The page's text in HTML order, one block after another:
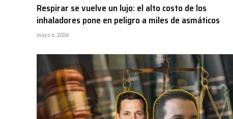
Respirar se vuelve un lujo: el alto costo de los
inhaladores pone en peligro a miles de asmáticos
mayo 6, 2026